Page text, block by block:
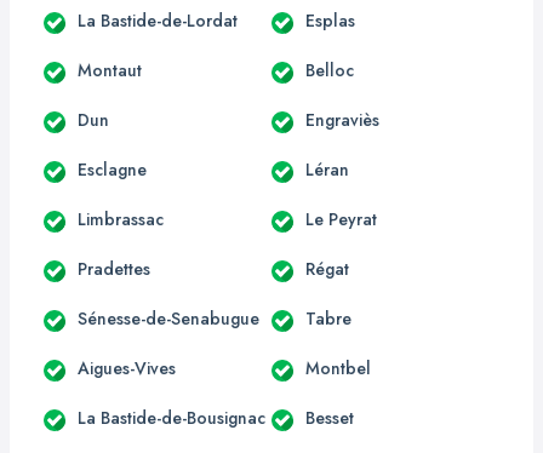
La Bastide-de-Lordat Esplas
Montaut Belloc
Dun Engraviès
Esclagne Léran
Limbrassac Le Peyrat
Pradettes Régat
Sénesse-de-Senabugue Tabre
Aigues-Vives Montbel
La Bastide-de-Bousignac Besset